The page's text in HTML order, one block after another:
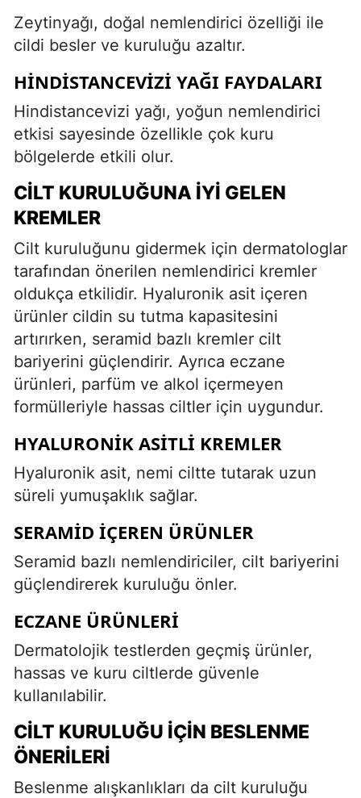
Zeytinyağı, doğal nemlendirici özelliği ile
cildi besler ve kuruluğu azaltır.
HINDISTANCEVIZI YAĞI FAYDALARI
Hindistancevizi yağı, yoğun nemlendirici
etkisi sayesinde özellikle çok kuru
bölgelerde etkili olur.
CILT KURULUĞUNA İYI GELEN
KREMLER
Cilt kuruluğunu gidermek için dermatologlar
tarafından önerilen nemlendirici kremler
oldukça etkilidir. Hyaluronik asit içeren
ürünler cildin su tutma kapasitesini
artırırken, seramid bazlı kremler cilt
bariyerini güçlendirir. Ayrıca eczane
ürünleri, parfüm ve alkol içermeyen
formülleriyle hassas ciltler için uygundur.
HYALURONIK ASITLI KREMLER
Hyaluronik asit, nemi ciltte tutarak uzun
süreli yumuşaklık sağlar.
SERAMID İÇEREN ÜRÜNLER
Seramid bazlı nemlendiriciler, cilt bariyerini
güçlendirerek kuruluğu önler.
ECZANE ÜRÜNLERI
Dermatolojik testlerden geçmiş ürünler,
hassas ve kuru ciltlerde güvenle
kullanılabilir.
CILT KURULUĞU İÇIN BESLENME
ÖNERILERI
Beslenme alışkanlıkları da cilt kuruluğu